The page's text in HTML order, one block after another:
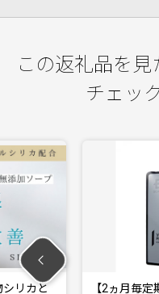
この返礼品を
チェッ
2ヵ月毎定期便】スカルプD